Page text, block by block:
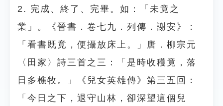
2. 完成、終了、完畢。如：「未竟之
業」。《晉書．卷七九．列傳．謝安》：
「看書既竟，便攝放床上。」唐．柳宗元
〈田家〉詩三首之三：「是時收穫竟，落
日多樵牧。」《兒女英雄傳》第三五回：
「今日之下，退守山林，卻深望這個兒